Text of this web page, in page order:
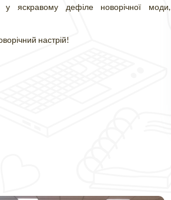
яскравому дефіле новорічної моди,
настрій!